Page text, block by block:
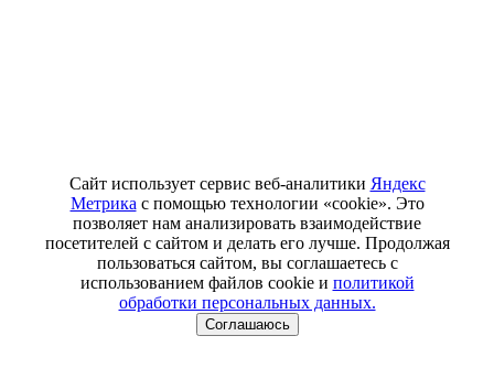
Сайт использует сервис веб-аналитики Яндекс
Метрика с помощью технологии «cookie». Это
позволяет нам анализировать взаимодействие
посетителей с сайтом и делать его лучше. Продолжая
пользоваться сайтом, вы соглашаетесь с
использованием файлов cookie и политикой
обработки персональных данных.
Соглашаюсь